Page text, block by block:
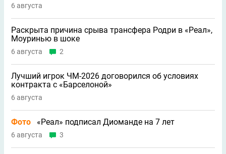
6 августа
Раскрыта причина срыва трансфера Родри в «Реал»,
Моуринью в шоке
6 августа 2
Лучший игрок ЧМ-2026 договорился об условиях
контракта с «Барселоной»
6 августа
Фото «Реал» подписал Диоманде на 7 лет
6 августа 3